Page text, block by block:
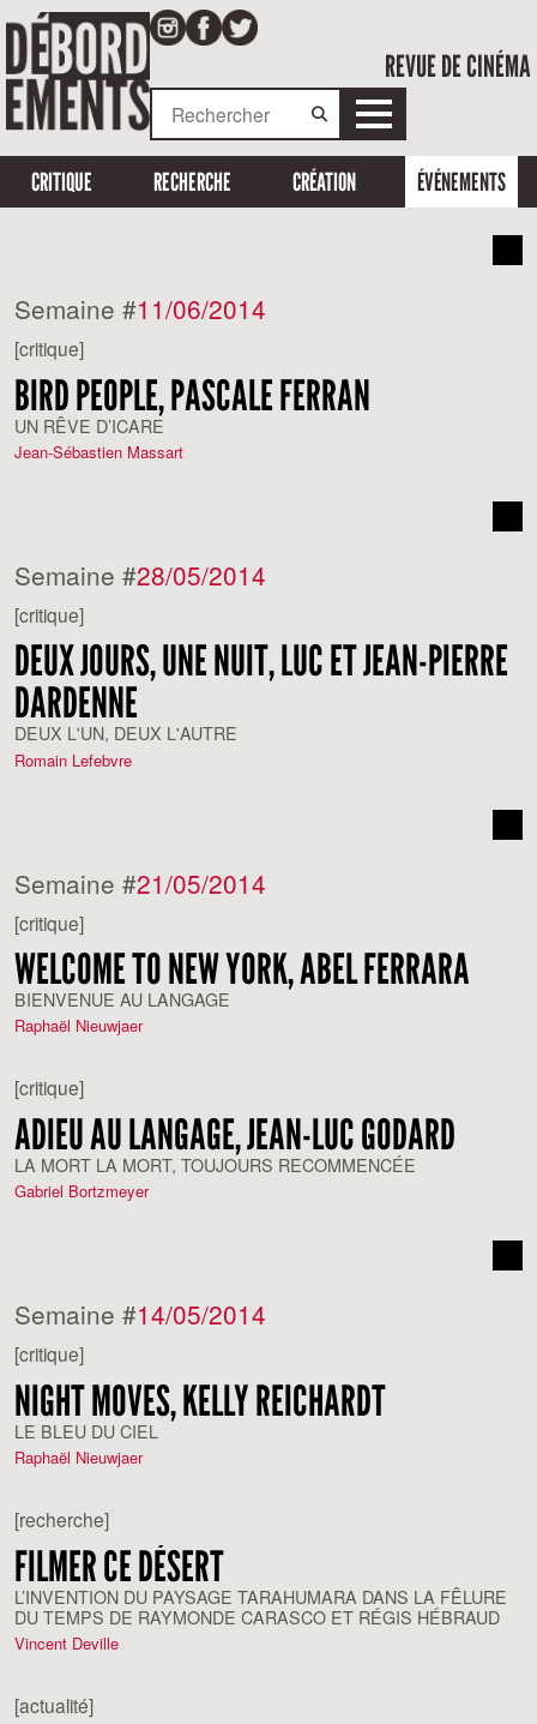
REVUE DE CINÉMA
CRITIQUE RECHERCHE CRÉATION ÉVÉNEMENTS
Semaine #11/06/2014
[critique]
BIRD PEOPLE, PASCALE FERRAN
UN RÊVE D’ICARE
Jean-Sébastien Massart
Semaine #28/05/2014
[critique]
DEUX JOURS, UNE NUIT, LUC ET JEAN-PIERRE
DARDENNE
DEUX L'UN, DEUX L'AUTRE
Romain Lefebvre
Semaine #21/05/2014
[critique]
WELCOME TO NEW YORK, ABEL FERRARA
BIENVENUE AU LANGAGE
Raphaël Nieuwjaer
[critique]
ADIEU AU LANGAGE, JEAN-LUC GODARD
LA MORT LA MORT, TOUJOURS RECOMMENCÉE
Gabriel Bortzmeyer
Semaine #14/05/2014
[critique]
NIGHT MOVES, KELLY REICHARDT
LE BLEU DU CIEL
Raphaël Nieuwjaer
[recherche]
FILMER CE DÉSERT
L’INVENTION DU PAYSAGE TARAHUMARA DANS LA FÊLURE
DU TEMPS DE RAYMONDE CARASCO ET RÉGIS HÉBRAUD
Vincent Deville
[actualité]